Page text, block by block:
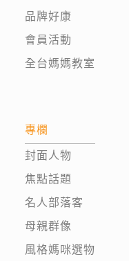
品牌好康
會員活動
全台媽媽教室
專欄
封面人物
焦點話題
名人部落客
母親群像
風格媽咪選物